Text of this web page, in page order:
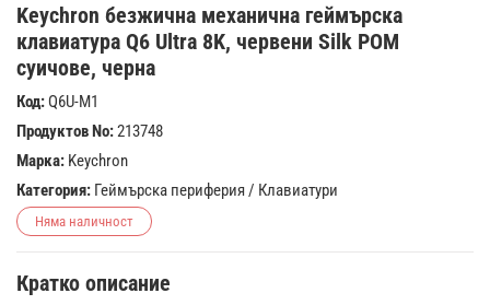
Keychron безжична механична геймърска
клавиатура Q6 Ultra 8K, червени Silk POM
суичове, черна
Код:Q6U-M1
Продуктов No:213748
Марка: Keychron
Категория: Геймърска периферия/ Клавиатури
Няма наличност
Кратко описание